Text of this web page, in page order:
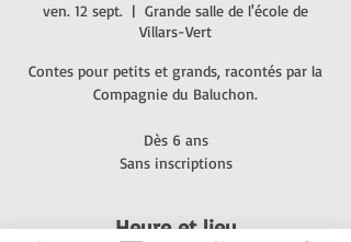
ven. 12 sept.
  |
Grande salle de l'école de
Villars-Vert
Contes pour petits et grands, racontés par la
Compagnie du Baluchon.
Dès 6 ans
Sans inscriptions
Heure et lieu